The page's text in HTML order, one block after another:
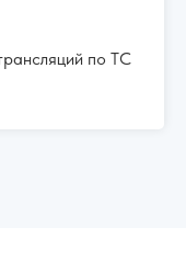
по ТС